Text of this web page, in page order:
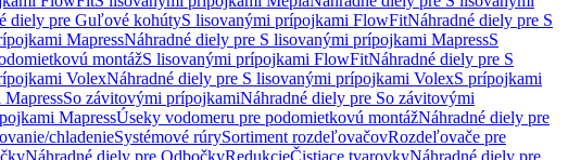
diely pre Guľové kohútyS lisovanými prípojkami FlowFitNáhradné diely pre S
MapressNáhradné diely pre S lisovanými prípojkami MapressS
montážS lisovanými prípojkami FlowFitNáhradné diely pre S
VolexNáhradné diely pre S lisovanými prípojkami VolexS prípojkami
So závitovými prípojkamiNáhradné diely pre So závitovými
MapressÚseky vodomeru pre podomietkovú montážNáhradné diely pre
chladenieSystémové rúrySortiment rozdeľovačovRozdeľovače pre
Náhradné diely pre OdbočkyRedukcieČistiace tvarovkyNáhradné diely pre